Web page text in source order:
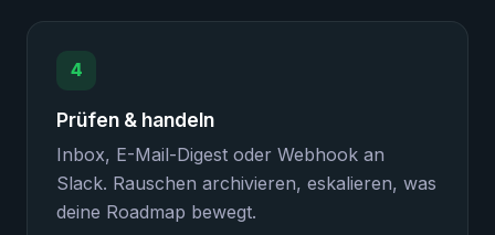
4
Prüfen & handeln
Inbox, E-Mail-Digest oder Webhook an
Slack. Rauschen archivieren, eskalieren, was
deine Roadmap bewegt.